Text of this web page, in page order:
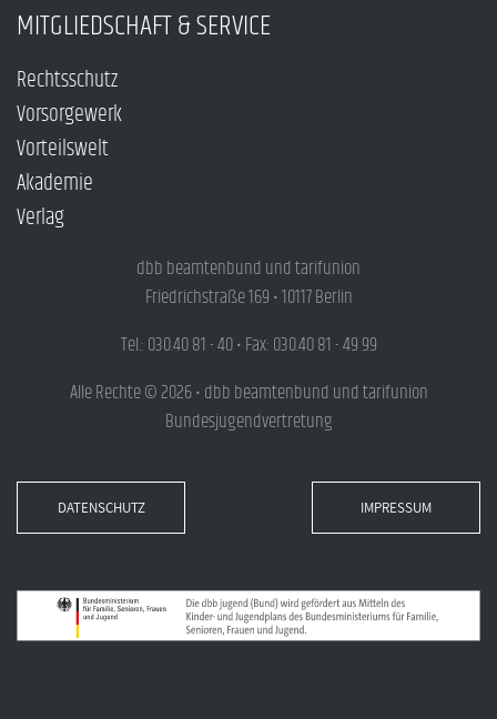
MITGLIEDSCHAFT & SERVICE
Rechtsschutz
Vorsorgewerk
Vorteilswelt
Akademie
Verlag
dbb beamtenbund und tarifunion
Friedrichstraße 169 • 10117 Berlin
Tel.: 030.40 81 - 40 • Fax: 030.40 81 - 49 99
Alle Rechte © 2026 • dbb beamtenbund und tarifunion
Bundesjugendvertretung
DATENSCHUTZ IMPRESSUM